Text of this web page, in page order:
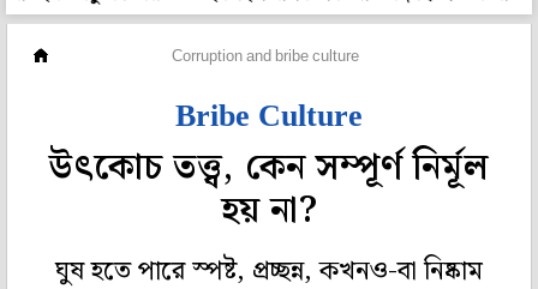
Corruption and bribe culture
Bribe Culture
উৎকোচ তত্ত্ব, কেন সম্পূর্ণ নির্মূল
হয় না?
ঘুষ হতে পারে স্পষ্ট, প্রচ্ছন্ন, কখনও-বা নিষ্কাম